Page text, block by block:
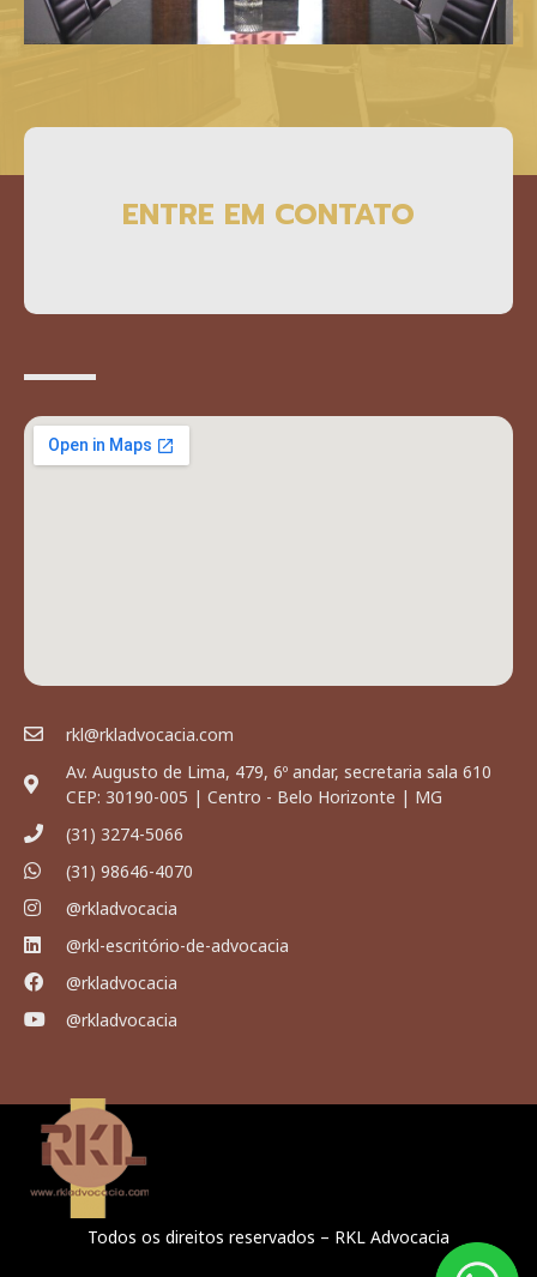
ENTRE EM CONTATO
rkl@rkladvocacia.com
Av. Augusto de Lima, 479, 6º andar, secretaria sala 610
CEP: 30190-005 | Centro - Belo Horizonte | MG
(31) 3274-5066
(31) 98646-4070
@rkladvocacia
@rkl-escritório-de-advocacia
@rkladvocacia
@rkladvocacia
Todos os direitos reservados – RKL Advocacia